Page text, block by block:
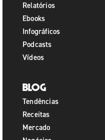
Relatórios
Ebooks
Infográficos
Podcasts
Vídeos
Blog
Tendências
Receitas
Mercado